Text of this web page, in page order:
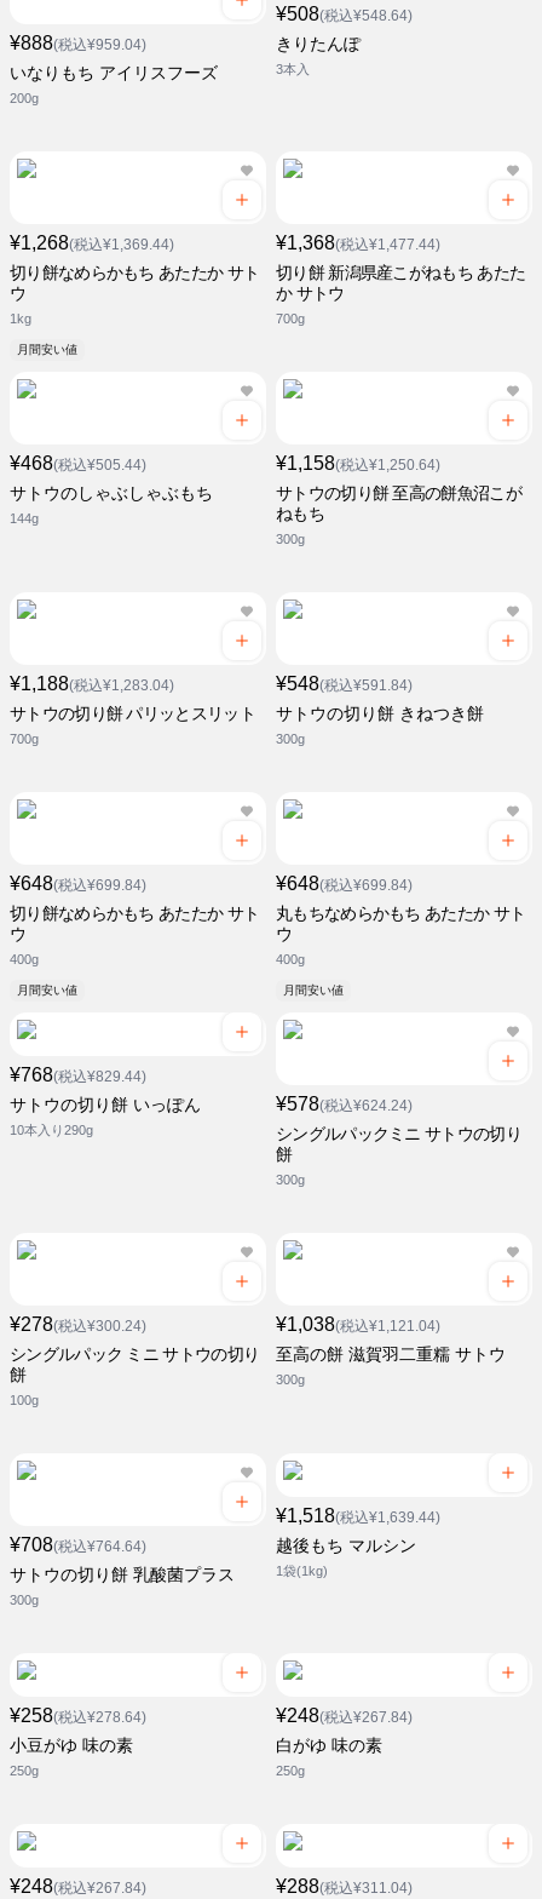
¥888(税込¥959.04)
いなりもち アイリスフーズ
200g
¥508(税込¥548.64)
きりたんぽ
3本入
¥1,268(税込¥1,369.44)
切り餅なめらかもち あたたか サト
ウ
1kg
月間安い値
¥1,368(税込¥1,477.44)
切り餅 新潟県産こがねもち あたた
か サトウ
700g
¥468(税込¥505.44)
サトウのしゃぶしゃぶもち
144g
¥1,158(税込¥1,250.64)
サトウの切り餅 至高の餅魚沼こが
ねもち
300g
¥1,188(税込¥1,283.04)
サトウの切り餅 パリッとスリット
700g
¥548(税込¥591.84)
サトウの切り餅 きねつき餅
300g
¥648(税込¥699.84)
切り餅なめらかもち あたたか サト
ウ
400g
月間安い値
¥648(税込¥699.84)
丸もちなめらかもち あたたか サト
ウ
400g
月間安い値
¥768(税込¥829.44)
サトウの切り餅 いっぽん
10本入り290g
¥578(税込¥624.24)
シングルパックミニ サトウの切り
餅
300g
¥278(税込¥300.24)
シングルパック ミニ サトウの切り
餅
100g
¥1,038(税込¥1,121.04)
至高の餅 滋賀羽二重糯 サトウ
300g
¥708(税込¥764.64)
サトウの切り餅 乳酸菌プラス
300g
¥1,518(税込¥1,639.44)
越後もち マルシン
1袋(1kg)
¥258(税込¥278.64)
小豆がゆ 味の素
250g
¥248(税込¥267.84)
白がゆ 味の素
250g
¥248(税込¥267.84) ¥288(税込¥311.04)